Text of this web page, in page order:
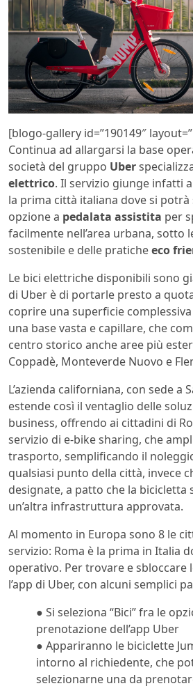
[blogo-gallery id=”190149″
Continua ad allargarsi la base
società del gruppo Uber
elettrico. Il servizio giunge infatti a
la prima città italiana dove si
opzione a pedalata assistita per
facilmente nell’area urbana, sotto
sostenibile e delle praticheeco
Le bici elettriche disponibili sono
di Uber è di portarle presto a
coprire una superficie
una base vasta e capillare, che
centro storico anche aree più
Coppadè, Monteverde Nuovo e
L’azienda californiana, con sede a
estende così il ventaglio delle
business, offrendo ai cittadini di
servizio di e-bike sharing, che
trasporto, semplificando il
qualsiasi punto della città, invece
designate, a patto che la bicicletta
un’altra infrastruttura approvata.
Al momento in Europa sono 8 le
servizio: Roma è la prima in Italia
operativo. Per trovare e sbloccare
l’app di Uber, con alcuni semplici
● Si seleziona “Bici” fra le
prenotazione dell’app Uber
● Appariranno le biciclette
intorno al richiedente, che
selezionarne una da